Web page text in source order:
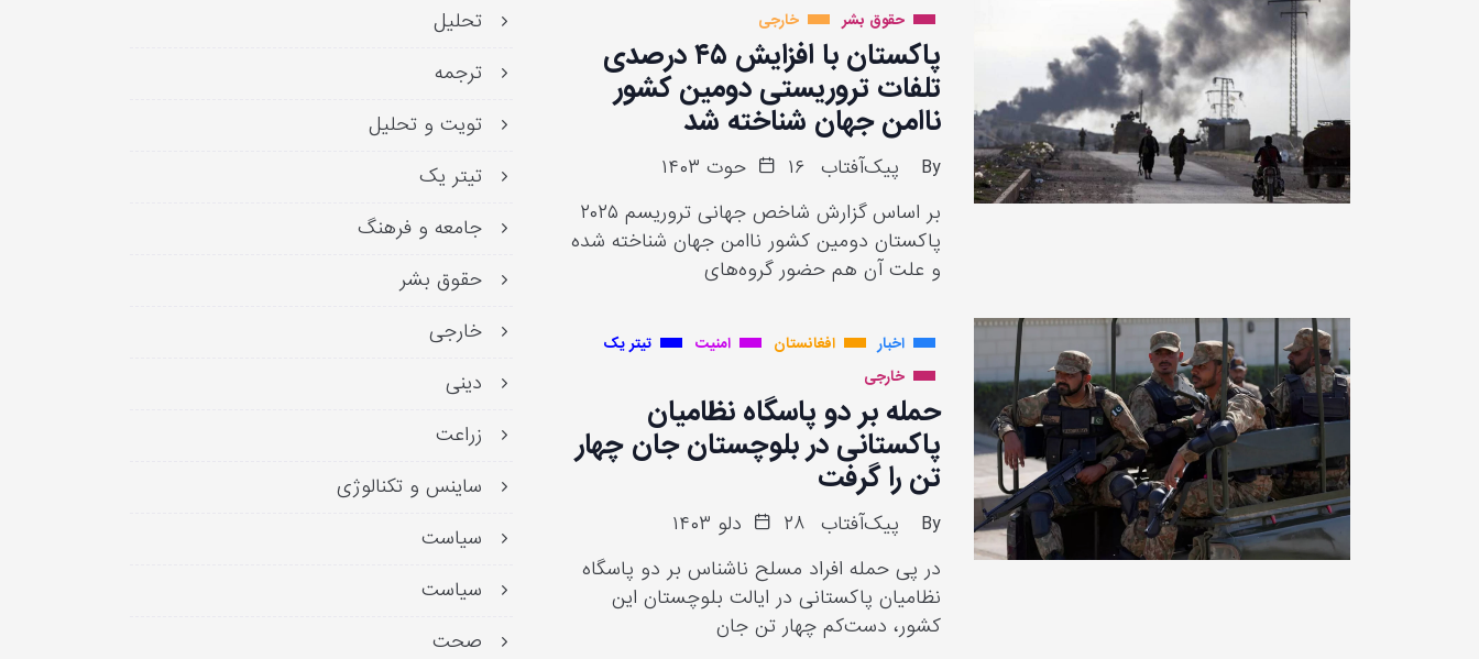
حقوق بشر
خارجی
پاکستان با افزایش ۴۵ درصدی
تلفات تروریستی دومین کشور
ناامن جهان شناخته شد
By پیک‌آفتاب ۱۶ حوت ۱۴۰۳
بر اساس گزارش شاخص جهانی تروریسم ۲۰۲۵
پاکستان دومین کشور ناامن جهان شناخته شده
و علت آن هم حضور گروه‌های
اخبار افغانستان امنیت
تیتر یک
خارجی
حمله بر دو پاسگاه نظامیان
پاکستانی در بلوچستان جان چهار
تن را گرفت
By پیک‌آفتاب ۲۸ دلو ۱۴۰۳
در پی حمله افراد مسلح ناشناس بر دو پاسگاه
نظامیان پاکستانی در ایالت بلوچستان این
کشور، دست‌کم چهار تن جان
تحلیل
ترجمه
تویت و تحلیل
تیتر یک
جامعه و فرهنگ
حقوق بشر
خارجی
دینی
زراعت
ساینس و تکنالوژی
سیاست
سیاست
صحت